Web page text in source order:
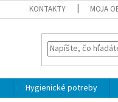
KONTAKTY MOJA
Hygienické potreby